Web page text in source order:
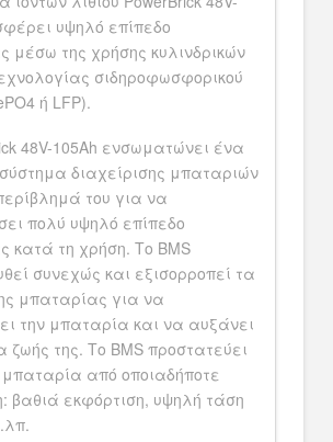
υψηλό επίπεδο
μέσω της χρήσης κυλινδρικών
σιδηροφωσφορικού
ή LFP).
48V-105Ah ενσωματώνει ένα
διαχείρισης μπαταριών
του για να
πολύ υψηλό επίπεδο
κατά τη χρήση. Το BMS
συνεχώς και εξισορροπεί τα
μπαταρίας για να
την μπαταρία και να αυξάνει
ζωής της. Το BMS προστατεύει
μπαταρία από οποιαδήποτε
βαθιά εκφόρτιση, υψηλή τάση